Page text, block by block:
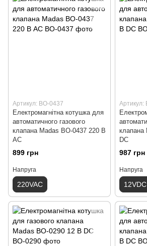
Артикул: ВО-0437
Електромагнітна котушка для
автоматичного газового
клапана Madas ВО-0437 220 В
AС
899 грн
Напруга
220VAC
Артикул:
клапана
DС
987 грн
Напруга
12VDC